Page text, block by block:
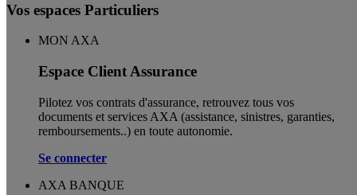
Vos espaces Particuliers
MON AXA
Espace Client Assurance
Pilotez vos contrats d'assurance, retrouvez tous vos
documents et services AXA (assistance, sinistres, garanties,
remboursements..) en toute autonomie. ​
Se connecter
AXA BANQUE